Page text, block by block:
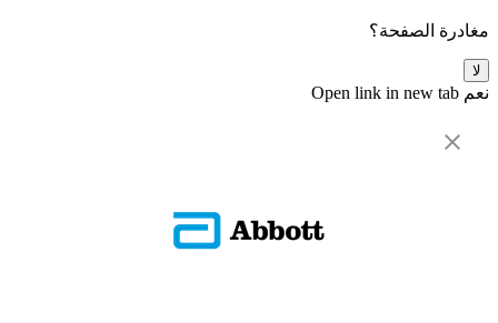
مغادرة الصفحة؟
لا
نعم Open link in new tab